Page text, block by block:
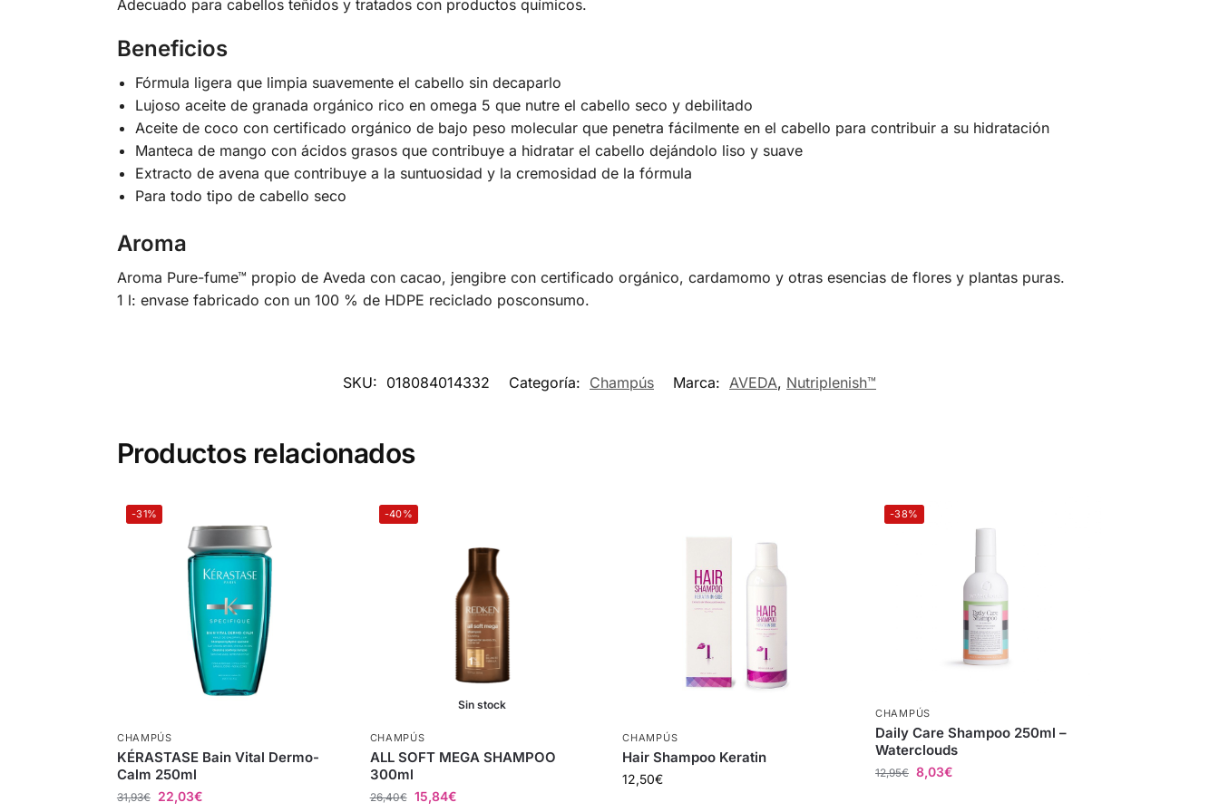
Adecuado para cabellos teñidos y tratados con productos químicos.
Beneficios
Fórmula ligera que limpia suavemente el cabello sin decaparlo
Lujoso aceite de granada orgánico rico en omega 5 que nutre el cabello seco y debilitado
Aceite de coco con certificado orgánico de bajo peso molecular que penetra fácilmente en el cabello para contribuir a su hidratación
Manteca de mango con ácidos grasos que contribuye a hidratar el cabello dejándolo liso y suave
Extracto de avena que contribuye a la suntuosidad y la cremosidad de la fórmula
Para todo tipo de cabello seco
Aroma
Aroma Pure-fume™ propio de Aveda con cacao, jengibre con certificado orgánico, cardamomo y otras esencias de flores y plantas puras.
1 l: envase fabricado con un 100 % de HDPE reciclado posconsumo.
SKU: 018084014332 Categoría: Champús Marca: AVEDA, Nutriplenish™
Productos relacionados
-31%
CHAMPÚS
KÉRASTASE Bain Vital Dermo-
Calm 250ml
31,93€ 22,03€
-40%
Sin stock
CHAMPÚS
ALL SOFT MEGA SHAMPOO
300ml
26,40€ 15,84€
CHAMPÚS
Hair Shampoo Keratin
12,50€
-38%
CHAMPÚS
Daily Care Shampoo 250ml –
Waterclouds
12,95€ 8,03€